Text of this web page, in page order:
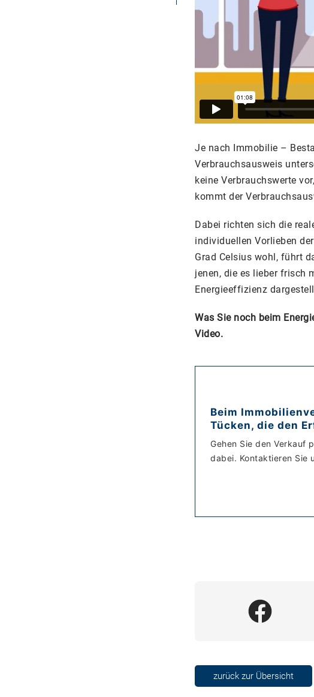
Je nach Immobilie –
Verbrauchsausweis
keine Verbrauchswerte
kommt der
Dabei richten sich die
individuellen Vorlieben
Grad Celsius wohl, führt
jenen, die es lieber frisch
Energieeffizienz
Was Sie noch beim
Video.
Beim
Tücken, die den
Gehen Sie den Verkauf
dabei. Kontaktieren Sie
zurück zur Übersicht